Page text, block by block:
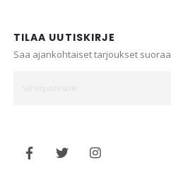
TILAA UUTISKIRJE
Saa ajankohtaiset tarjoukset